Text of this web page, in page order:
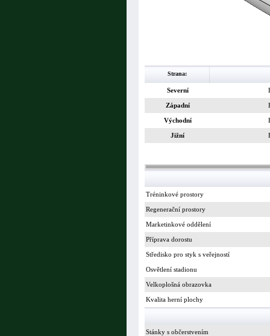
Strana:
Severní
Západní
Východní
Jižní
Tréninkové prostory
Regenerační prostory
Marketinkové oddělení
Příprava dorostu
Středisko pro styk s veřejností
Osvětlení stadionu
Velkoplošná obrazovka
Kvalita herní plochy
Stánky s občerstvením